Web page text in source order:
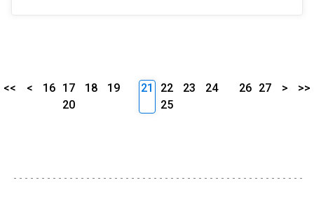
<< < 16 17 18
19
20
21 22 23
24
25
26 27 > >>